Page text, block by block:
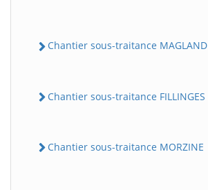
Chantier sous-traitance MAGLAND
Chantier sous-traitance FILLINGES
Chantier sous-traitance MORZINE